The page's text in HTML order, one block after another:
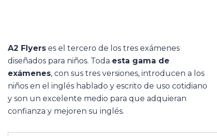
A2 Flyers es el tercero de los tres exámenes
diseñados para niños. Toda esta gama de
exámenes, con sus tres versiones, introducen a los
niños en el inglés hablado y escrito de uso cotidiano
y son un excelente medio para que adquieran
confianza y mejoren su inglés.